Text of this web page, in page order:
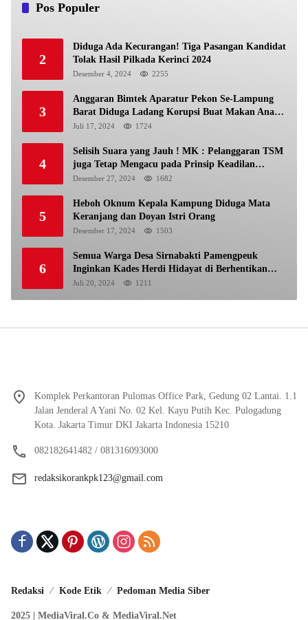
Pos Populer
2
Diduga Ada Kecurangan! Tiga Pasangan Kandidat
Tolak Hasil Pilkada Kerinci 2024
Desember 4, 2024 2255
3
Anggaran Bimtek Aparatur Pekon Se-Lampung
Barat Diduga Ladang Korupsi Buat Makan Anak
Istri
Juli 17, 2024 1724
4
Selisih Suara yang Jauh ! MK : Pelanggaran TSM
juga Tetap Mengacu pada Prinsip Keadilan
Pemilu
Desember 27, 2024 1682
5
Heboh Oknum Kepala Kampung Diduga Mata
Keranjang dan Doyan Istri Orang
Desember 17, 2024 1503
6
Semua Warga Desa Sirnabakti Pamengpeuk
Inginkan Kades Herdi Hidayat di Berhentikan
Dari Jabatan nya
Juli 20, 2024 1211
Komplek Perkantoran Pulomas Office Park, Gedung 02 Lantai. 1.1
Jalan Jenderal A Yani No. 02 Kel. Kayu Putih Kec. Pulogadung
Kota. Jakarta Timur DKI Jakarta Indonesia 15210
082182641482 / 081316093000
redaksikorankpk123@gmail.com
Redaksi Kode Etik Pedoman Media Siber
2025 | MediaViral.Co & MediaViral.Net